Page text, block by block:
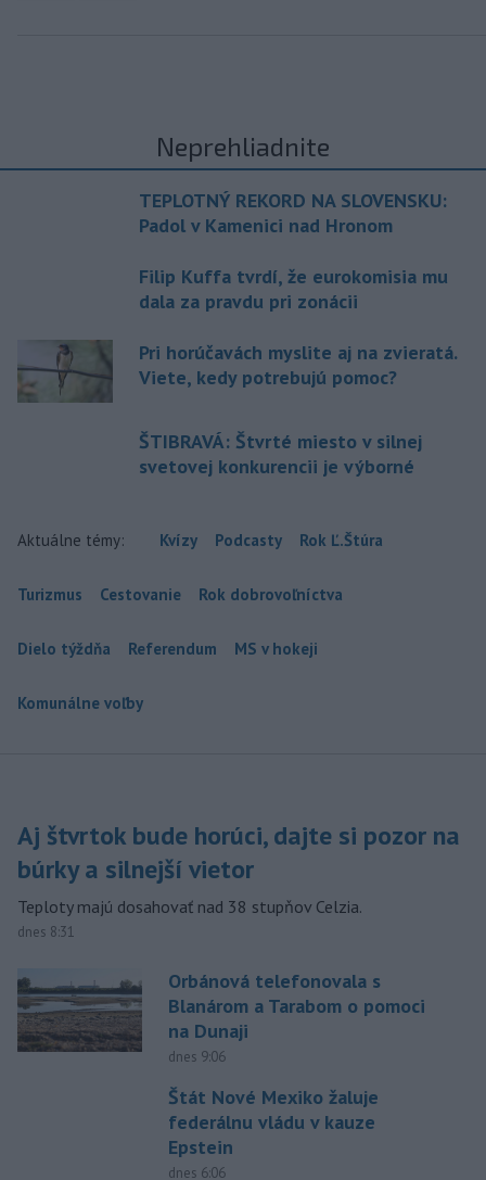
Neprehliadnite
TEPLOTNÝ REKORD NA SLOVENSKU:
Padol v Kamenici nad Hronom
Filip Kuffa tvrdí, že eurokomisia mu
dala za pravdu pri zonácii
Pri horúčavách myslite aj na zvieratá.
Viete, kedy potrebujú pomoc?
ŠTIBRAVÁ: Štvrté miesto v silnej
svetovej konkurencii je výborné
Aktuálne témy: Kvízy Podcasty Rok Ľ.Štúra
Turizmus Cestovanie Rok dobrovoľníctva
Dielo týždňa Referendum MS v hokeji
Komunálne voľby
Aj štvrtok bude horúci, dajte si pozor na
búrky a silnejší vietor
Teploty majú dosahovať nad 38 stupňov Celzia.
dnes 8:31
Orbánová telefonovala s
Blanárom a Tarabom o pomoci
na Dunaji
dnes 9:06
Štát Nové Mexiko žaluje
federálnu vládu v kauze
Epstein
dnes 6:06